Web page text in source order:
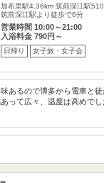
加布里駅4.36km 筑前深江駅
筑前深江駅より徒歩で6分
営業時間 10:00～21:00
入浴料金 790円～
日帰り 女子旅・女子会
あるので博多から電車と
って広々、温度は高めで